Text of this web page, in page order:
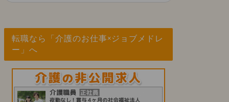
転職なら「介護のお仕事×ジョブメドレ
ー」へ